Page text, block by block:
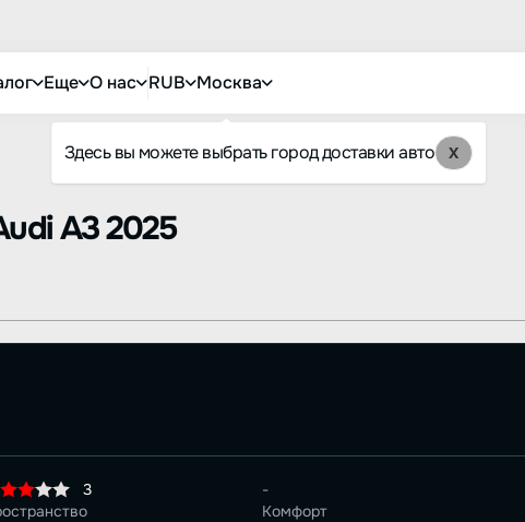
Еще О нас RUB Москва
Здесь вы можете выбрать город доставки авто X
A3 2025
3
-
Комфорт